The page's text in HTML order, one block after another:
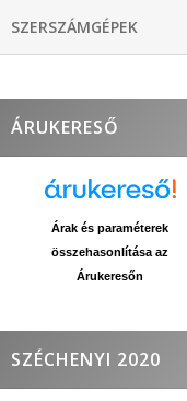
SZERSZÁMGÉPEK
ÁRUKERESŐ
Árak és paraméterek
összehasonlítása az
Árukeresőn
SZÉCHENYI 2020